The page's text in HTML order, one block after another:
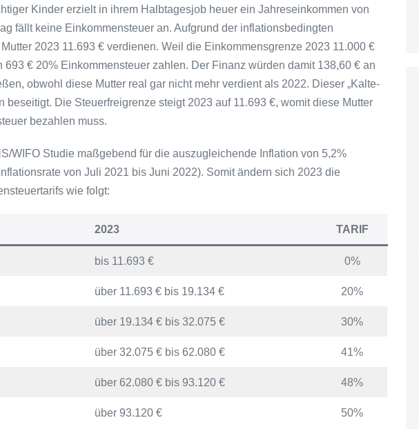
Kinder erzielt in ihrem Halbtagesjob heuer ein Jahreseinkommen von
fällt keine Einkommensteuer an. Aufgrund der inflationsbedingten
2023 11.693 € verdienen. Weil die Einkommensgrenze 2023 11.000 €
693 € 20% Einkommensteuer zahlen. Der Finanz würden damit 138,60 € an
obwohl diese Mutter real gar nicht mehr verdient als 2022. Dieser „Kalte-
beseitigt. Die Steuerfreigrenze steigt 2023 auf 11.693 €, womit diese Mutter
bezahlen muss.
WIFO Studie maßgebend für die auszugleichende Inflation von 5,2%
von Juli 2021 bis Juni 2022). Somit ändern sich 2023 die
wie folgt:
2023 TARIF
bis 11.693 € 0%
über 11.693 € bis 19.134 € 20%
über 19.134 € bis 32.075 € 30%
über 32.075 € bis 62.080 € 41%
über 62.080 € bis 93.120 € 48%
über 93.120 € 50%